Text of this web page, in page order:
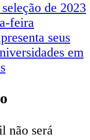
de 2023
feira
seus
em
não será